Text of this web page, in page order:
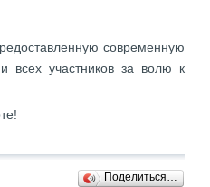
современную
всех участников за волю к
Поделиться…